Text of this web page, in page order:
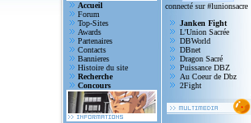
Accueil
Forum
Top-Sites
Awards
Partenaires
Contacts
Bannieres
Histoire du site
Recherche
Concours
connecté sur #lunionsacre
Janken Fight
L'Union Sacrée
DBWorld
DBnet
Dragon Sacré
Puissance DBZ
Au Coeur de Dbz
2Fight